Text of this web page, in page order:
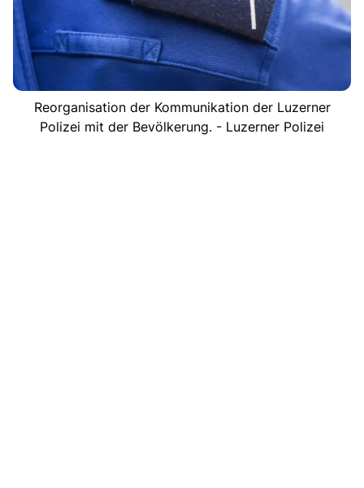
Reorganisation der Kommunikation der Luzerner
Polizei mit der Bevölkerung. - Luzerner Polizei